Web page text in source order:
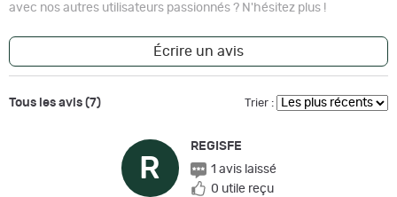
avec nos autres utilisateurs passionnés ? N'hésitez plus !
Écrire un avis
Tous les avis (7) Trier :
R
REGISFE
1 avis laissé
0 utile reçu